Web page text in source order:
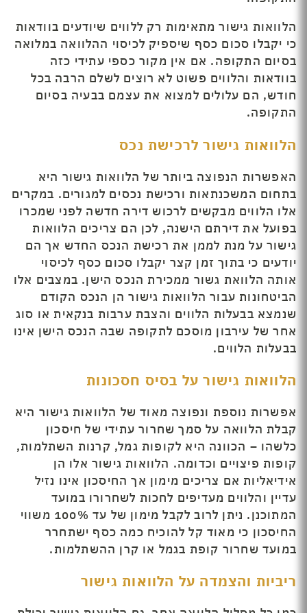
הלוואות גישור מתאימות רק ללווים שיודעים בוודאות
כי יקבלו סכום כסף שיספיק לכיסוי ההלוואה במלואה
בסיום התקופה. אם אין מקור כספי עתידי כזה
בוודאות והלווים פשוט לא רוצים לשלם הרבה בכל
חודש, הם עלולים למצוא את עצמם בבעיה בסיום
התקופה.
הלוואות גישור לרכישת נכס
האפשרות הנפוצה ביותר של הלוואות גישור היא
בתחום המשכנתאות ורכישת נכסים למגורים. במקרים
אלו הלווים מבקשים לרכוש דירה חדשה לפני שמכרו
בפועל את דירתם הישנה, לכן הם צריכים הלוואות
גישור על מנת לממן את רכישת הנכס החדש אך הם
יודעים כי בתוך זמן קצר יקבלו סכום כסף לכיסוי
אותה הלוואת גשור ממכירת הנכס הישן. במצבים אלו
הביטחונות עבור הלוואות גישור הן הנכס הקודם
שנמצא בבעלות הלווים והצבת ערבות בנקאית או סוג
אחר של עירבון מוסכם לתקופה שבה הנכס הישן אינו
בבעלות הלווים.
הלוואות גישור על בסיס חסכונות
אפשרות נוספת ונפוצה מאוד של הלוואות גישור היא
קבלת הלוואה על סמך שחרור עתידי של חיסכון
כלשהו – הכוונה היא לקופות גמל, קרנות השתלמות,
קופות פיצויים וכדומה. הלוואות גישור אלו הן
אידיאליות אם צריכים מימון אך החיסכון אינו נזיל
עדיין והלווים מעדיפים לחכות לשחרורו במועד
המתוכנן. ניתן לרוב לקבל מימון של עד 100% משווי
החיסכון כי מאוד קל להוכיח כמה כסף ישתחרר
במועד שחרור קופת בגמל או קרן ההשתלמות.
ריביות והצמדה על הלוואות גישור